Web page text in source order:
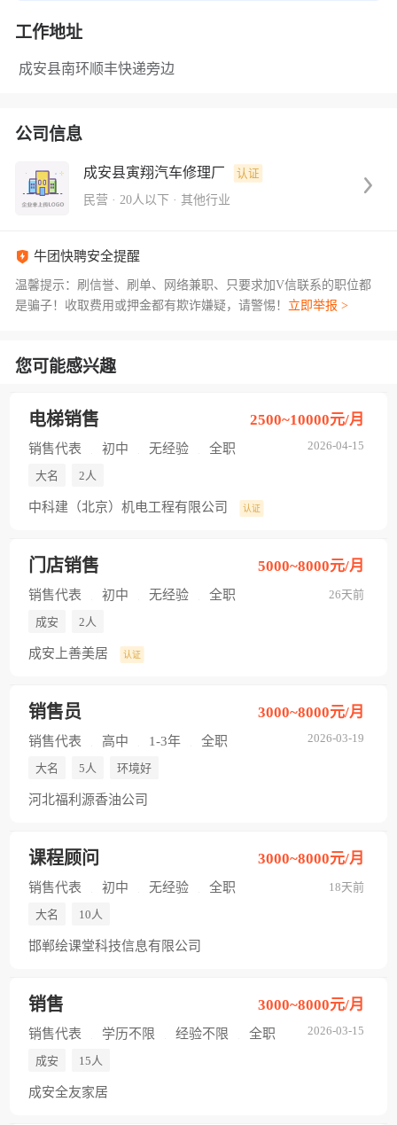
工作地址
成安县南环顺丰快递旁边
公司信息
成安县寅翔汽车修理厂 认证
民营 · 20人以下 · 其他行业
牛团快聘安全提醒
温馨提示：刷信誉、刷单、网络兼职、只要求加V信联系的职位都
是骗子！收取费用或押金都有欺诈嫌疑，请警惕！ 立即举报 >
您可能感兴趣
电梯销售
2026-04-15
2500~10000元/月
销售代表 初中 无经验 全职
大名 2人
中科建（北京）机电工程有限公司 认证
门店销售
26天前
5000~8000元/月
销售代表 初中 无经验 全职
成安 2人
成安上善美居 认证
销售员
2026-03-19
3000~8000元/月
销售代表 高中 1-3年 全职
大名 5人 环境好
河北福利源香油公司
课程顾问
18天前
3000~8000元/月
销售代表 初中 无经验 全职
大名 10人
邯郸绘课堂科技信息有限公司
销售
2026-03-15
3000~8000元/月
销售代表 学历不限 经验不限 全职
成安 15人
成安全友家居